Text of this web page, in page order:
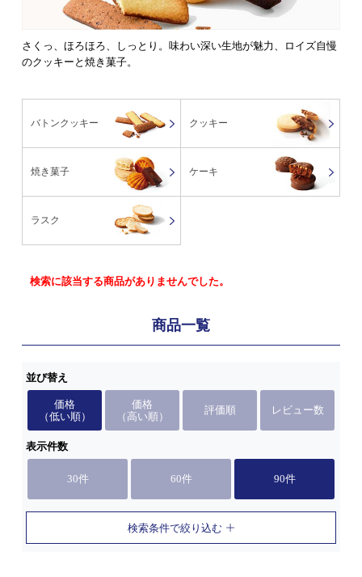
さくっ、ほろほろ、しっとり。味わい深い生地が魅力、ロイズ自慢
のクッキーと焼き菓子。
バトンクッキー クッキー
焼き菓子 ケーキ
ラスク
検索に該当する商品がありませんでした。
商品一覧
並び替え
価格
（低い順）
価格
（高い順）
評価順 レビュー数
表示件数
30件 60件 90件
検索条件で絞り込む